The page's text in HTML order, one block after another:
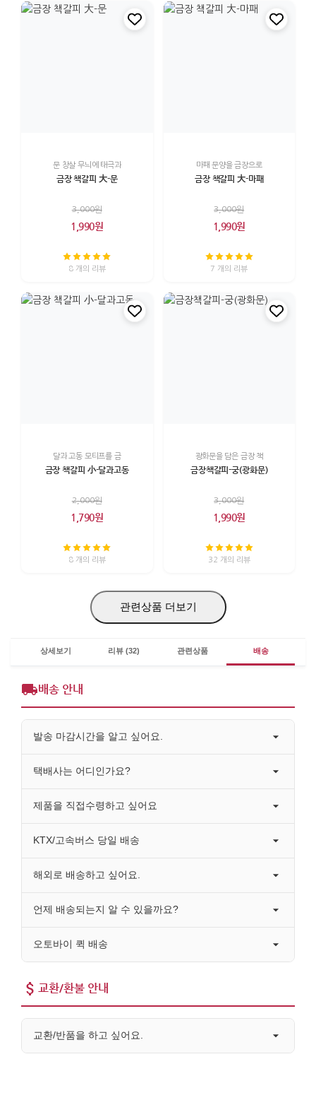
문 창살 무늬에 태극과
금장 책갈피 大-문
3,000원
1,990원
8 개의 리뷰
마패 문양을 금장으로
금장 책갈피 大-마패
3,000원
1,990원
7 개의 리뷰
달과 고동 모티프를 금
금장 책갈피 小-달과고동
2,000원
1,790원
8 개의 리뷰
광화문을 담은 금장 책
금장책갈피-궁(광화문)
3,000원
1,990원
32 개의 리뷰
관련상품 더보기
상세보기 리뷰 (32) 관련상품 배송
배송 안내
발송 마감시간을 알고 싶어요.
택배사는 어디인가요?
제품을 직접수령하고 싶어요
KTX/고속버스 당일 배송
해외로 배송하고 싶어요.
언제 배송되는지 알 수 있을까요?
오토바이 퀵 배송
교환/환불 안내
교환/반품을 하고 싶어요.